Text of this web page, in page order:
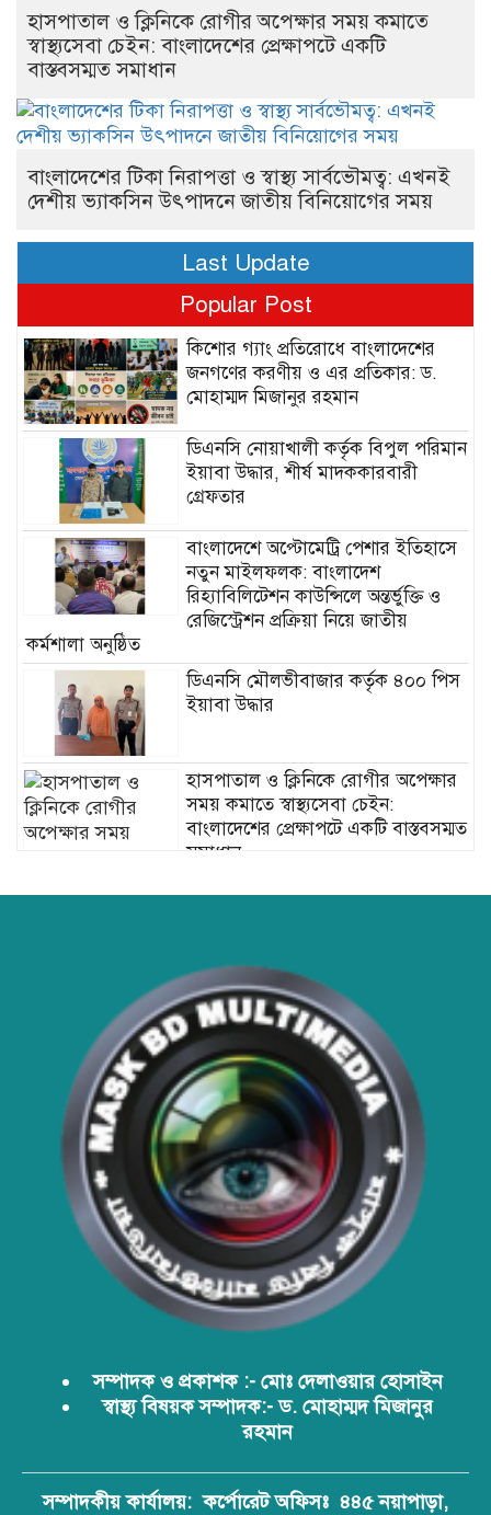
হাসপাতাল ও ক্লিনিকে রোগীর অপেক্ষার সময় কমাতে
স্বাস্থ্যসেবা চেইন: বাংলাদেশের প্রেক্ষাপটে একটি
বাস্তবসম্মত সমাধান
বাংলাদেশের টিকা নিরাপত্তা ও স্বাস্থ্য সার্বভৌমত্ব: এখনই
দেশীয় ভ্যাকসিন উৎপাদনে জাতীয় বিনিয়োগের সময়
Last Update
Popular Post
কিশোর গ্যাং প্রতিরোধে বাংলাদেশের
জনগণের করণীয় ও এর প্রতিকার: ড.
মোহাম্মদ মিজানুর রহমান
ডিএনসি নোয়াখালী কর্তৃক বিপুল পরিমান
ইয়াবা উদ্ধার, শীর্ষ মাদককারবারী
গ্রেফতার
বাংলাদেশে অপ্টোমেট্রি পেশার ইতিহাসে
নতুন মাইলফলক: বাংলাদেশ
রিহ্যাবিলিটেশন কাউন্সিলে অন্তর্ভুক্তি ও
রেজিস্ট্রেশন প্রক্রিয়া নিয়ে জাতীয়
কর্মশালা অনুষ্ঠিত
ডিএনসি মৌলভীবাজার কর্তৃক ৪০০ পিস
ইয়াবা উদ্ধার
হাসপাতাল ও ক্লিনিকে রোগীর অপেক্ষার
সময় কমাতে স্বাস্থ্যসেবা চেইন:
বাংলাদেশের প্রেক্ষাপটে একটি বাস্তবসম্মত
সমাধান
বাংলাদেশের টিকা নিরাপত্তা ও স্বাস্থ্য
সার্বভৌমত্ব: এখনই দেশীয় ভ্যাকসিন
উৎপাদনে জাতীয় বিনিয়োগের সময়
আবারো ডিএনসি নোয়াখালী কর্তৃক
বিপুল পরিমান ইয়াবা ও গাঁজা উদ্ধার
ডিএনসি নোয়াখালী কর্তৃক বিপুল পরিমান
ইয়াবা উদ্ধার
ডিএনসি যশোর কর্তৃক ৩০ হাজার পিস
ডিএনসির অভিযানে দেশের ইতিহাসে
সম্পাদক ও প্রকাশক :- মোঃ দেলাওয়ার হোসাইন
স্বাস্থ্য বিষয়ক সম্পাদক:- ড. মোহাম্মদ মিজানুর
রহমান
সম্পাদকীয় কার্যালয়: কর্পোরেট অফিসঃ ৪৪৫ নয়াপাড়া,